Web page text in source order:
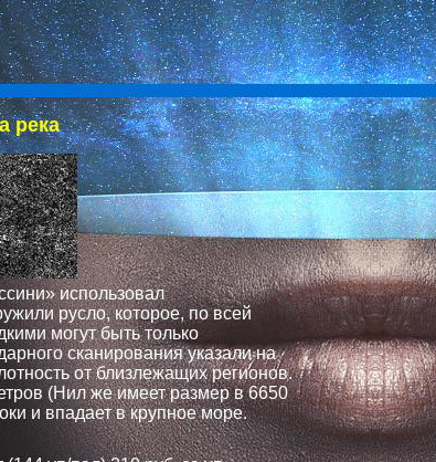
река
использовал
русло, которое, по всей
могут быть только
сканирования указали на
от близлежащих регионов.
(Нил же имеет размер в 6650
и впадает в крупное море.